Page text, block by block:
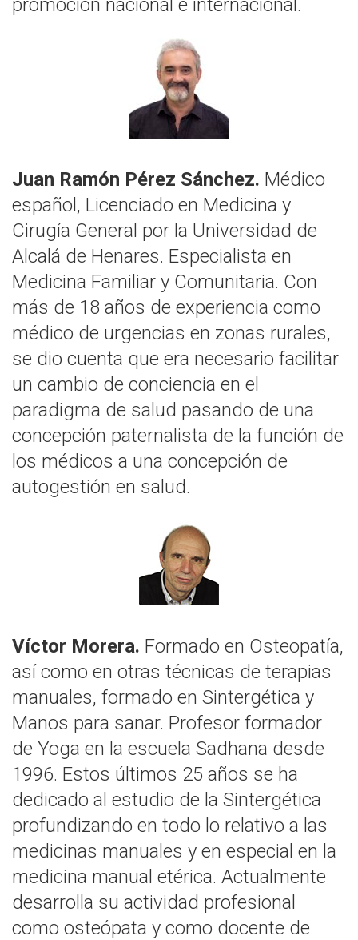
promoción nacional e internacional.
Juan Ramón Pérez Sánchez. Médico
español, Licenciado en Medicina y
Cirugía General por la Universidad de
Alcalá de Henares. Especialista en
Medicina Familiar y Comunitaria. Con
más de 18 años de experiencia como
médico de urgencias en zonas rurales,
se dio cuenta que era necesario facilitar
un cambio de conciencia en el
paradigma de salud pasando de una
concepción paternalista de la función de
los médicos a una concepción de
autogestión en salud.
Víctor Morera. Formado en Osteopatía,
así como en otras técnicas de terapias
manuales, formado en Sintergética y
Manos para sanar. Profesor formador
de Yoga en la escuela Sadhana desde
1996. Estos últimos 25 años se ha
dedicado al estudio de la Sintergética
profundizando en todo lo relativo a las
medicinas manuales y en especial en la
medicina manual etérica. Actualmente
desarrolla su actividad profesional
como osteópata y como docente de